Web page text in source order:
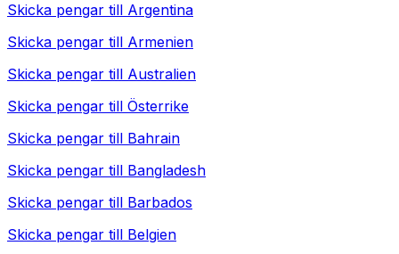
Skicka pengar till Argentina
Skicka pengar till Armenien
Skicka pengar till Australien
Skicka pengar till Österrike
Skicka pengar till Bahrain
Skicka pengar till Bangladesh
Skicka pengar till Barbados
Skicka pengar till Belgien